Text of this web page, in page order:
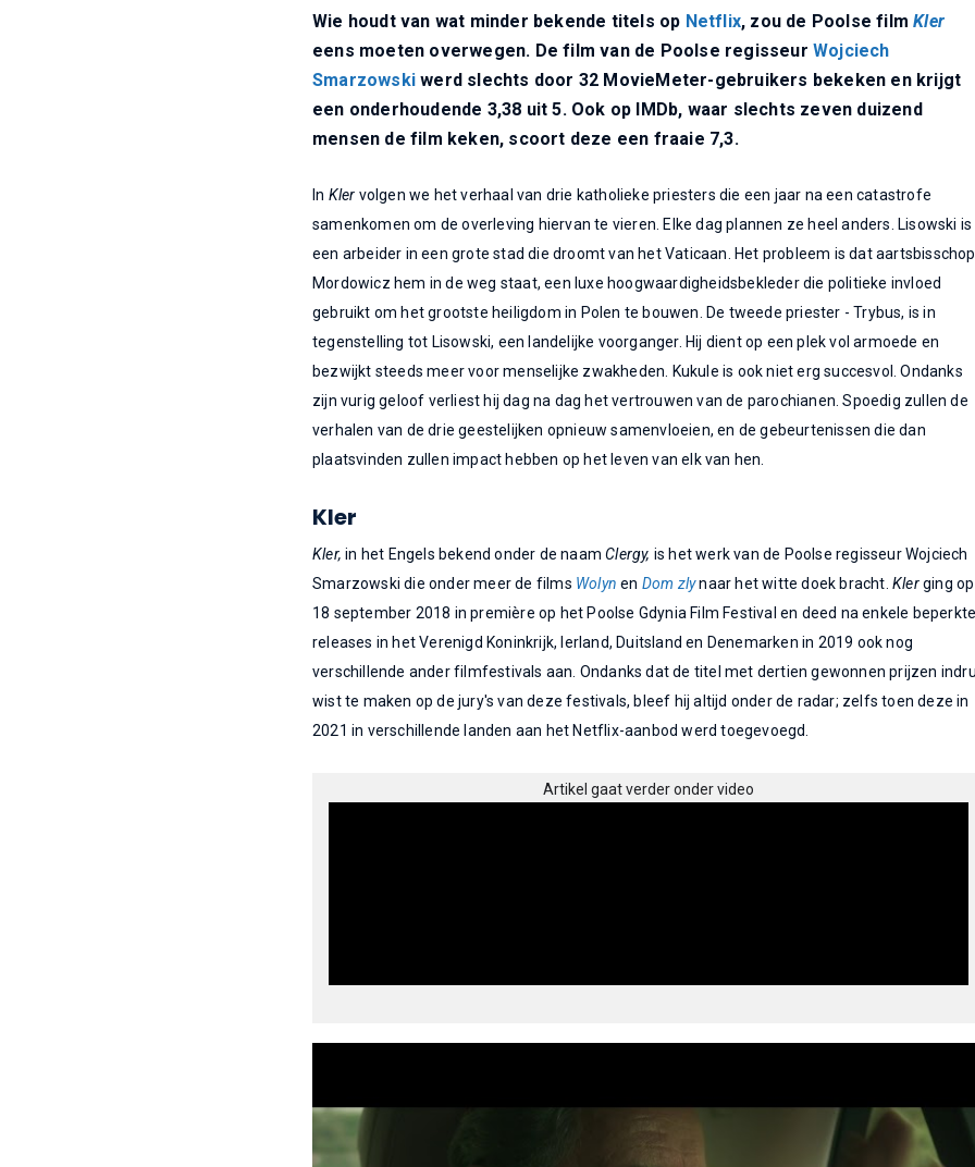
Wie houdt van wat minder bekende titels op Netflix, zou de Poolse filmKler
eens moeten overwegen. De film van de Poolse regisseurWojciech
Smarzowski werd slechts door 32 MovieMeter-gebruikers bekeken en krijgt
een onderhoudende 3,38 uit 5. Ook op IMDb, waar slechts zeven duizend
mensen de film keken, scoort deze een fraaie 7,3.
In Kler volgen we het verhaal van drie katholieke priesters die een jaar na een catastrofe
samenkomen om de overleving hiervan te vieren. Elke dag plannen ze heel anders. Lisowski is
een arbeider in een grote stad die droomt van het Vaticaan. Het probleem is dat aartsbisschop
Mordowicz hem in de weg staat, een luxe hoogwaardigheidsbekleder die politieke invloed
gebruikt om het grootste heiligdom in Polen te bouwen. De tweede priester - Trybus, is in
tegenstelling tot Lisowski, een landelijke voorganger. Hij dient op een plek vol armoede en
bezwijkt steeds meer voor menselijke zwakheden. Kukule is ook niet erg succesvol. Ondanks
zijn vurig geloof verliest hij dag na dag het vertrouwen van de parochianen. Spoedig zullen de
verhalen van de drie geestelijken opnieuw samenvloeien, en de gebeurtenissen die dan
plaatsvinden zullen impact hebben op het leven van elk van hen.
Kler
Kler,in het Engels bekend onder de naamClergy, is het werk van de Poolse regisseur Wojciech
Smarzowski die onder meer de films Wolyn en Dom zly naar het witte doek bracht.Klerging op
18 september 2018 in première op het Poolse Gdynia Film Festival en deed na enkele
releases in het Verenigd Koninkrijk, Ierland, Duitsland en Denemarken in 2019 ook nog
verschillende ander filmfestivals aan. Ondanks dat de titel met dertien gewonnen prijzen
wist te maken op de jury's van deze festivals, bleef hij altijd onder de radar; zelfs toen deze in
2021 in verschillende landen aan het Netflix-aanbod werd toegevoegd.
Artikel gaat verder onder video